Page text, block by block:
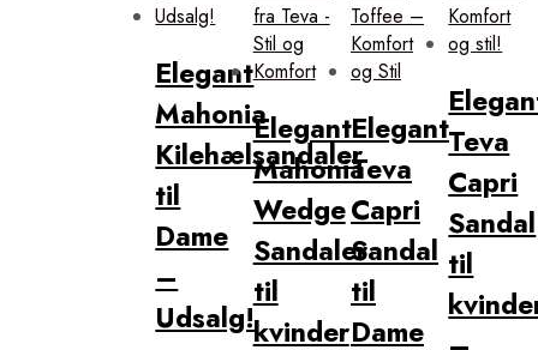
Elegant
Mahonia
Kilehælsandaler
til
Dame
–
Udsalg!
Elegant
Mahonia
Wedge
Sandaler
til
kvinder
Elegant
Teva
Capri
Sandal
til
Dame
Teva
Capri
Sandal
til